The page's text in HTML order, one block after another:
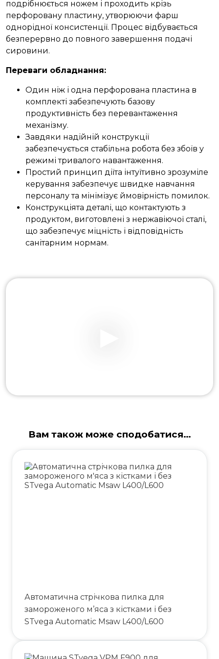
подрібнюється ножем і проходить крізь
перфоровану пластину, утворюючи фарш
однорідної консистенції. Процес відбувається
безперервно до повного завершення подачі
сировини.
Переваги обладнання:
Один ніж і одна перфорована пластина в
комплекті забезпечують базову
продуктивність без перевантаження
механізму.
Завдяки надійній конструкції
забезпечується стабільна робота без збоїв у
режимі тривалого навантаження.
Простий принцип діїта інтуїтивно зрозуміле
керування забезпечує швидке навчання
персоналу та мінімізує ймовірність помилок.
Конструкціята деталі, що контактують з
продуктом, виготовлені з нержавіючої сталі,
що забезпечує міцність і відповідність
санітарним нормам.
Вам також може сподобатися…
Автоматична стрічкова пилка для
замороженого м’яса з кістками і без
STvega Automatic Msaw L400/L600